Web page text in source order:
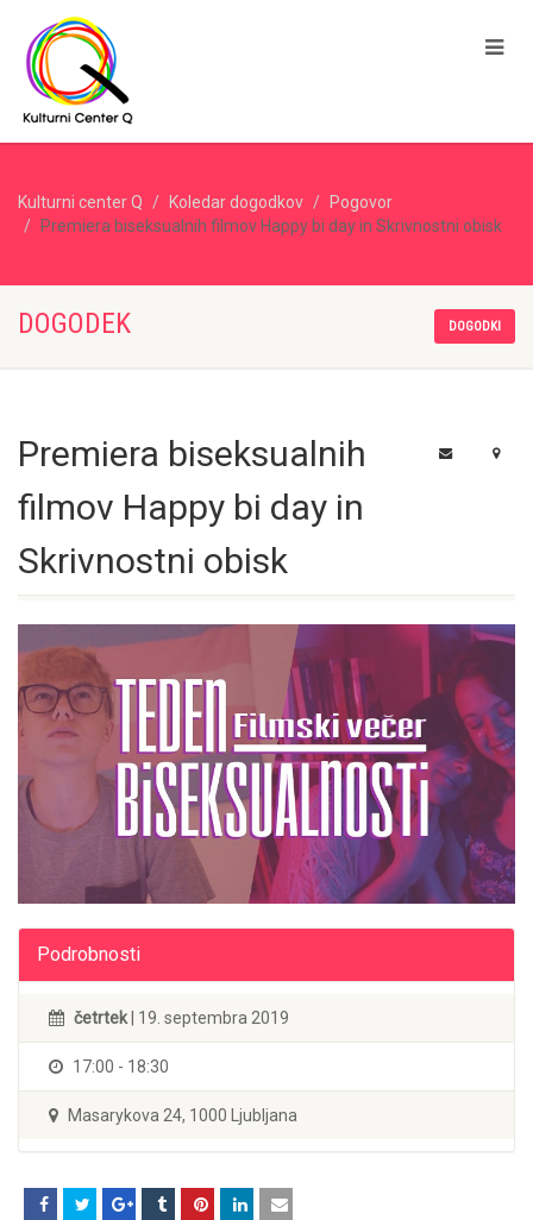
Kulturni center Q Koledar dogodkov
Pogovor
Premiera biseksualnih filmov Happy bi day in Skrivnostni obisk
DOGODEK DOGODKI
Premiera biseksualnih
filmov Happy bi day in
Skrivnostni obisk
Podrobnosti
četrtek | 19. septembra 2019
17:00 - 18:30
Masarykova 24, 1000 Ljubljana